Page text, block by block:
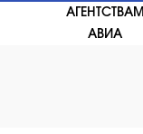
АГЕНТСТВАМ
АВИА